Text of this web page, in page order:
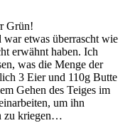
Grün!
war etwas überrascht wie
erwähnt haben. Ich
was die Menge der
3 Eier und 110g Butte
Gehen des Teiges im
um ihn
zu kriegen…